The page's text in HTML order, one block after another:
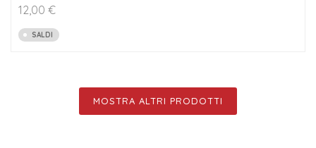
12,00 €
SALDI
MOSTRA ALTRI PRODOTTI